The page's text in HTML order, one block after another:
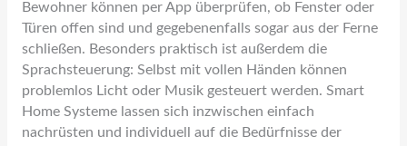
Bewohner können per App überprüfen, ob Fenster oder
Türen offen sind und gegebenenfalls sogar aus der Ferne
schließen. Besonders praktisch ist außerdem die
Sprachsteuerung: Selbst mit vollen Händen können
problemlos Licht oder Musik gesteuert werden. Smart
Home Systeme lassen sich inzwischen einfach
nachrüsten und individuell auf die Bedürfnisse der